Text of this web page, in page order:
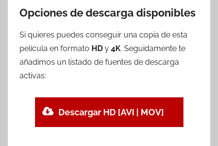
Opciones de descarga disponibles
Si quieres puedes conseguir una copia de esta
película en formato HD y 4K. Seguidamente te
añadimos un listado de fuentes de descarga
activas:
Descargar HD [AVI | MOV]